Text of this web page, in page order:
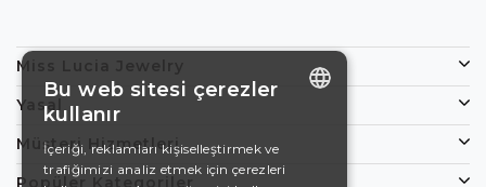
Miss Lucia Jewelry
Yasal
Müşteri Hizmetleri
Popüler Kategoriler
DE
Bu web sitesi çerezler
kullanır
İçeriği, reklamları kişiselleştirmek ve
trafiğimizi analiz etmek için çerezleri